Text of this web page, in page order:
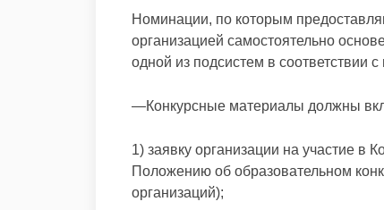
Номинации, по которым
организацией самостоятельно
одной из подсистем в соответствии
—Конкурсные материалы должны
1) заявку организации на участие
Положению об образовательном
организаций);